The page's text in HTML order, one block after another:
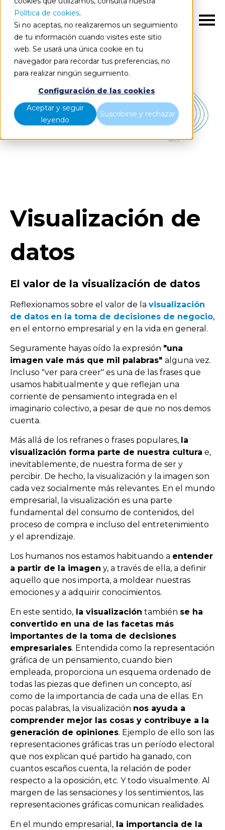
Política de cookies.
Si no aceptas, no realizaremos un seguimiento
de tu información cuando visites este sitio
web. Se usará una única cookie en tu
navegador para recordar tus preferencias, no
para realizar ningún seguimiento.
Configuración de las cookies
Aceptar y seguir
leyendo
Suscribirse y rechazar
ES
Visualización de
datos
El valor de la visualización de datos
Reflexionamos sobre el valor de la visualización
de datos en la toma de decisiones de negocio,
en el entorno empresarial y en la vida en general.
Seguramente hayas oído la expresión "una
imagen vale más que mil palabras" alguna vez.
Incluso "ver para creer" es una de las frases que
usamos habitualmente y que reflejan una
corriente de pensamiento integrada en el
imaginario colectivo, a pesar de que no nos demos
cuenta.
Más allá de los refranes o frases populares, la
visualización forma parte de nuestra cultura e,
inevitablemente, de nuestra forma de ser y
percibir. De hecho, la visualización y la imagen son
cada vez socialmente más relevantes. En el mundo
empresarial, la visualización es una parte
fundamental del consumo de contenidos, del
proceso de compra e incluso del entretenimiento
y el aprendizaje.
Los humanos nos estamos habituando a entender
a partir de la imagen y, a través de ella, a definir
aquello que nos importa, a moldear nuestras
emociones y a adquirir conocimientos.
En este sentido, la visualización también se ha
convertido en una de las facetas más
importantes de la toma de decisiones
empresariales. Entendida como la representación
gráfica de un pensamiento, cuando bien
empleada, proporciona un esquema ordenado de
todas las piezas que definen un concepto, así
como de la importancia de cada una de ellas. En
pocas palabras, la visualización nos ayuda a
comprender mejor las cosas y contribuye a la
generación de opiniones. Ejemplo de ello son las
representaciones gráficas tras un período electoral
que nos explican qué partido ha ganado, con
cuantos escaños cuenta, la relación de poder
respecto a la oposición, etc. Y todo visualmente. Al
margen de las sensaciones y los sentimientos, las
representaciones gráficas comunican realidades.
En el mundo empresarial, la importancia de la